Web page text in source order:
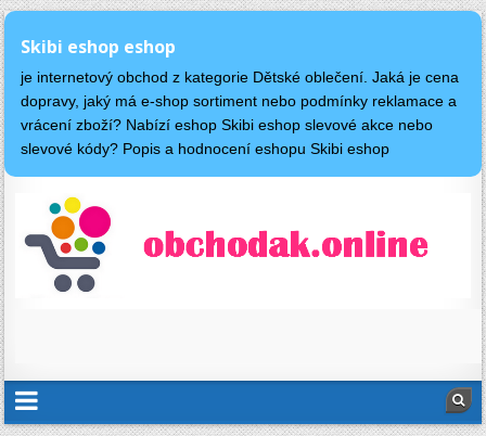
Skibi eshop eshop
je internetový obchod z kategorie Dětské oblečení. Jaká je cena
dopravy, jaký má e-shop sortiment nebo podmínky reklamace a
vrácení zboží? Nabízí eshop Skibi eshop slevové akce nebo
slevové kódy? Popis a hodnocení eshopu Skibi eshop